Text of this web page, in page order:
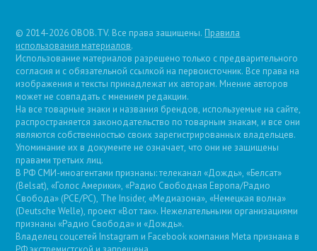
© 2014-2026 OBOB.TV. Все права защищены. Правила
использования материалов.
Использование материалов разрешено только с предварительного
согласия и с обязательной ссылкой на первоисточник. Все права на
изображения и тексты принадлежат их авторам. Мнение авторов
может не совпадать с мнением редакции.
На все товарные знаки и названия брендов, используемые на сайте,
распространяется законодательство по товарным знакам, и все они
являются собственностью своих зарегистрированных владельцев.
Упоминание их в документе не означает, что они не защищены
правами третьих лиц.
В РФ СМИ-иноагентами признаны: телеканал «Дождь», «Белсат»
(Belsat), «Голос Америки», «Радио Свободная Европа/Радио
Свобода» (PCE/PC), The Insider, «Медиазона», «Немецкая волна»
(Deutsche Welle), проект «Вот так». Нежелательными организациями
признаны «Радио Свобода» и «Дождь».
Владелец соцсетей Instagram и Facebook компания Metа признана в